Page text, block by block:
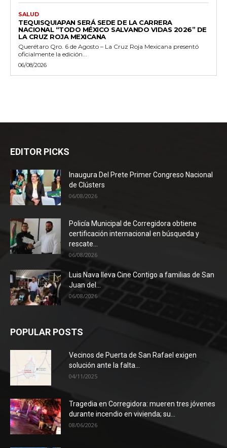
SALUD
TEQUISQUIAPAN SERÁ SEDE DE LA CARRERA
NACIONAL “TODO MÉXICO SALVANDO VIDAS 2026” DE
LA CRUZ ROJA MEXICANA
Querétaro Qro. 6 de Agosto – La Cruz Roja Mexicana presentó
oficialmente la edición...
06/08/2026
EDITOR PICKS
Inaugura Del Prete Primer Congreso Nacional
de Clústers
06/08/2026
Policía Municipal de Corregidora obtiene
certificación internacional en búsqueda y
rescate...
06/08/2026
Luis Nava lleva Cine Contigo a familias de San
Juan del...
06/08/2026
POPULAR POSTS
Vecinos de Puerta de San Rafael exigen
solución ante la falta...
04/11/2025
Tragedia en Corregidora: mueren tres jóvenes
durante incendio en vivienda; su...
08/06/2026